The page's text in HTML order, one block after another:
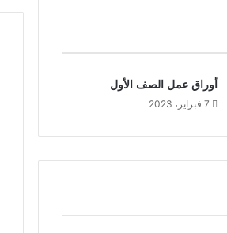
أوراق عمل الصف الأول
7 فبراير، 2023